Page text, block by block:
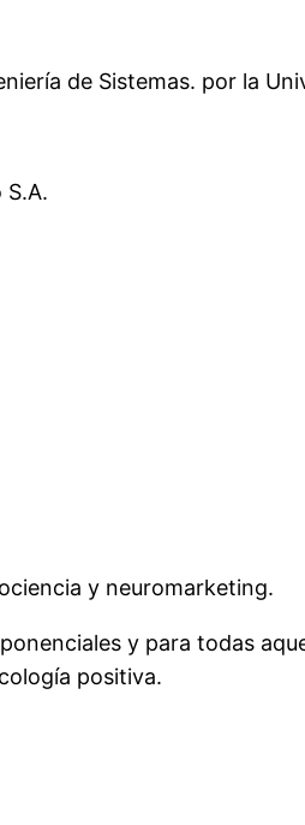
de Sistemas. por la
y neuromarketing.
y para todas
positiva.